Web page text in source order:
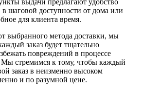
выдачи предлагают удобство
в шаговой доступности от дома или
для клиента время.
выбранного метода доставки, мы
заказ будет тщательно
повреждений в процессе
Мы стремимся к тому, чтобы каждый
заказ в неизменно высоком
и по разумной цене.